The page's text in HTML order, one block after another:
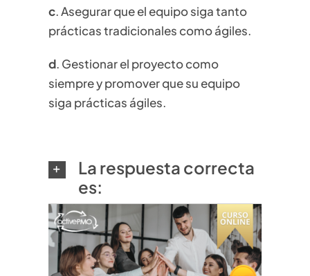
c.Asegurar que el equipo siga tanto
prácticas tradicionales como ágiles.
d. Gestionar el proyecto como
siempre y promover que su equipo
siga prácticas ágiles.
La respuesta correcta
es: